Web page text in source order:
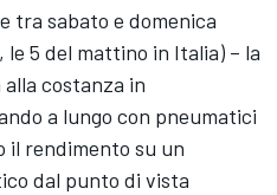
tra sabato e domenica
le 5 del mattino in Italia) – la
costanza in
a lungo con pneumatici
il rendimento su un
dal punto di vista